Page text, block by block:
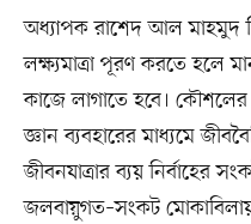
অধ্যাপক রাশেদ আল মাহমুদ
লক্ষ্যমাত্রা পূরণ করতে হলে
কাজে লাগাতে হবে।
জ্ঞান ব্যবহারের মাধ্যমে
জীবনযাত্রার ব্যয় নির্বাহের
জলবায়ুগত–সংকট